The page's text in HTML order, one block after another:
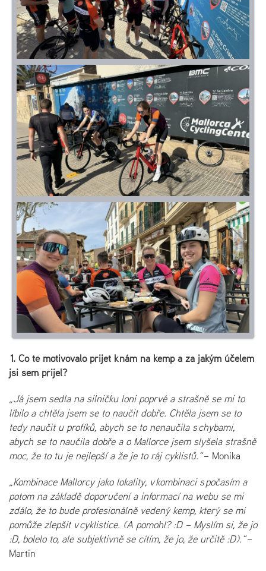
1. Co tě motivovalo přijet k nám na kemp a za jakým účelem
jsi sem přijel?
„Já jsem sedla na silničku loni poprvé a strašně se mi to
líbilo a chtěla jsem se to naučit dobře. Chtěla jsem se to
tedy naučit u profíků, abych se to nenaučila s chybami,
abych se to naučila dobře a o Mallorce jsem slyšela strašně
moc, že to tu je nejlepší a že je to ráj cyklistů.“– Monika
„Kombinace Mallorcy jako lokality, v kombinaci s počasím a
potom na základě doporučení a informací na webu se mi
zdálo, že to bude profesionálně vedený kemp, který se mi
pomůže zlepšit v cyklistice. (A pomohl? :D – Myslím si, že jo
:D, bolelo to, ale subjektivně se cítím, že jo, že určitě :D).“–
Martin